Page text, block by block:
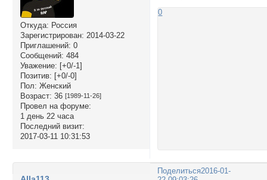
Откуда: Россия
Зарегистрирован: 2014-03-22
Приглашений: 0
Сообщений: 484
Уважение: [+0/-1]
Позитив: [+0/-0]
Пол: Женский
Возраст: 36 [1989-11-26]
Провел на форуме:
1 день 22 часа
Последний визит:
2017-03-11 10:31:53
0
Поделиться2016-01-